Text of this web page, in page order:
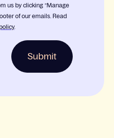
us by clicking ”Manage
of our emails. Read
.